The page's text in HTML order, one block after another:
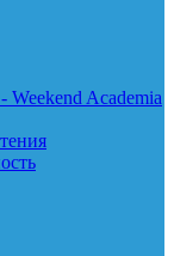
Academia